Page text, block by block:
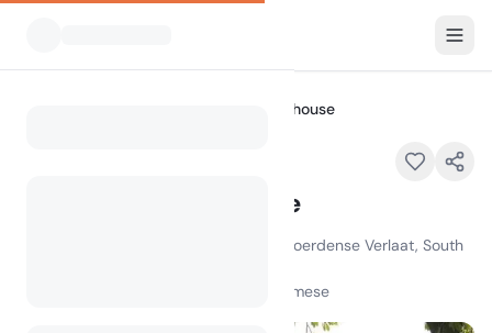
The Dutch Farmhouse
The Dutch Farmhouse
The Dutch Farmhouse, Uitweg 20, Woerdense Verlaat, South
visualizzazioni nell'ultimo mese